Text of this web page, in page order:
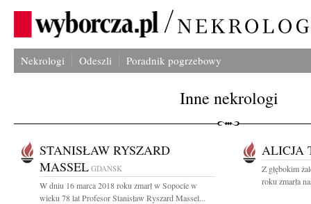
Nekrologi Odeszli Poradnik pogrzebowy
Inne nekrologi
STANISŁAW RYSZARD
MASSEL GDAŃSK
W dniu 16 marca 2018 roku zmarł w Sopocie w
wieku 78 lat Profesor Stanisław Ryszard Massel...
ALICJA
Z głębokim
roku zmarła